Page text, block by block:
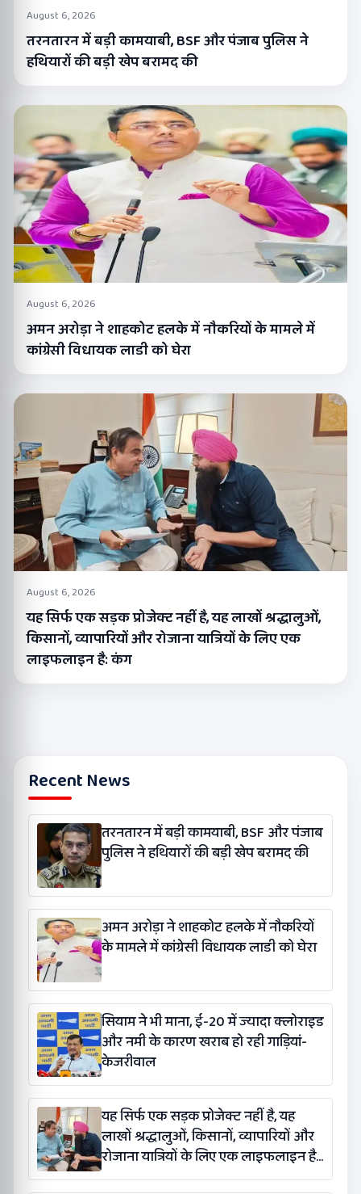
August 6, 2026
तरनतारन में बड़ी कामयाबी, BSF और पंजाब पुलिस ने
हथियारों की बड़ी खेप बरामद की
August 6, 2026
अमन अरोड़ा ने शाहकोट हलके में नौकरियों के मामले में
कांग्रेसी विधायक लाडी को घेरा
August 6, 2026
यह सिर्फ एक सड़क प्रोजेक्ट नहीं है, यह लाखों श्रद्धालुओं,
किसानों, व्यापारियों और रोजाना यात्रियों के लिए एक
लाइफलाइन है: कंग
Recent News
तरनतारन में बड़ी कामयाबी, BSF और पंजाब
पुलिस ने हथियारों की बड़ी खेप बरामद की
अमन अरोड़ा ने शाहकोट हलके में नौकरियों
के मामले में कांग्रेसी विधायक लाडी को घेरा
सियाम ने भी माना, ई-20 में ज्यादा क्लोराइड
और नमी के कारण खराब हो रही गाड़ियां-
केजरीवाल
यह सिर्फ एक सड़क प्रोजेक्ट नहीं है, यह
लाखों श्रद्धालुओं, किसानों, व्यापारियों और
रोजाना यात्रियों के लिए एक लाइफलाइन है:
कंग